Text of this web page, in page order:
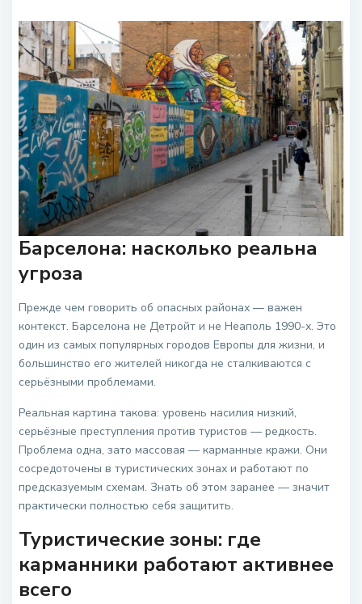
Барселона: насколько реальна
угроза
Прежде чем говорить об опасных районах — важен
контекст. Барселона не Детройт и не Неаполь 1990-х. Это
один из самых популярных городов Европы для жизни, и
большинство его жителей никогда не сталкиваются с
серьёзными проблемами.
Реальная картина такова: уровень насилия низкий,
серьёзные преступления против туристов — редкость.
Проблема одна, зато массовая — карманные кражи. Они
сосредоточены в туристических зонах и работают по
предсказуемым схемам. Знать об этом заранее — значит
практически полностью себя защитить.
Туристические зоны: где
карманники работают активнее
всего